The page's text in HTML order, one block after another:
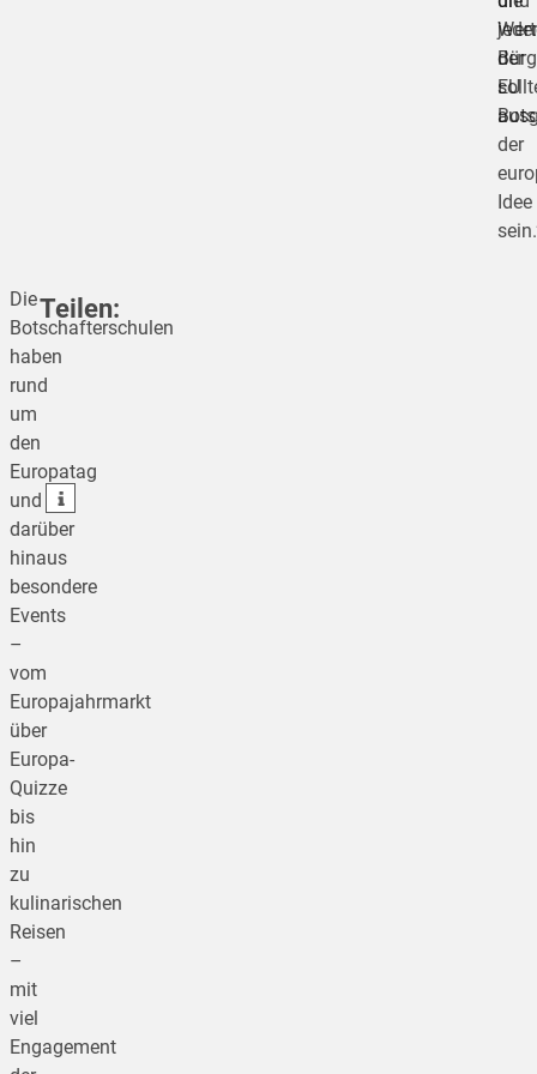
jeder
der
Idee
der
EU
Die
Botschafterschulen
haben
rund
um
den
Europatag
und
darüber
hinaus
besondere
Events
–
vom
Europajahrmarkt
über
Europa-
Quizze
bis
hin
zu
kulinarischen
Reisen
–
mit
viel
Engagement
Teilen:
teilen